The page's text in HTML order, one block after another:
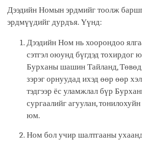
Дээдийн Номын эрдмийг тоолж
эрдмүүдийг дурдъя. Үүнд:
Дээдийн Ном нь хоорондоо
сэтгэл оюунд бүгдэд тохирдог
Бурханы шашин Тайланд,
зэрэг орнуудад ихэд өөр өөр
тэдгээр ёс уламжлал бүр
сургаалийг агуулан,
юм.
Ном бол учир шалтгааны